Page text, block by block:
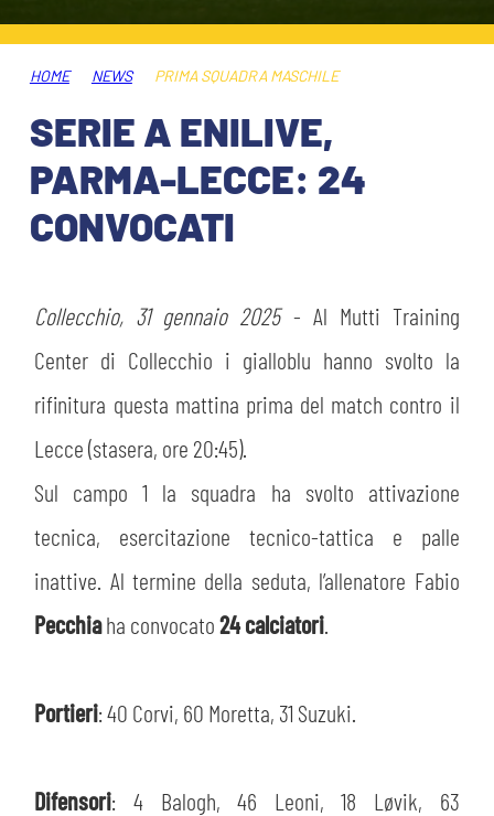
INFO BIGLIETTI
MUSEUM CLUB EXPERIENCE
TARDINI CARD
TRASFERTE
TICKET GIFT CARD
SHOP
HOSPITALITY
HOSPITALITY
MUSEUM CLUB EXPERIENCE
ESPORTS
ORGANIGRAMMA
MUTTI TRAINING CENTER
MUSEO
LAVORA CON NOI
INFORMATIVA FINANZIARIA
STADIO TARDINI
PLAY GREEN
CSR
LEGENDS
PARTNER
HOME NEWS PRIMA SQUADRA MASCHILE
SERIE A ENILIVE,
PARMA-LECCE: 24
CONVOCATI
Collecchio, 31 gennaio 2025 - Al Mutti Training
Center di Collecchio i gialloblu hanno svolto la
rifinitura questa mattina prima del match contro il
Lecce (stasera, ore 20:45).
Sul campo 1 la squadra ha svolto attivazione
tecnica, esercitazione tecnico-tattica e palle
inattive. Al termine della seduta, l’allenatore Fabio
Pecchiaha convocato24 calciatori
Portieri: 40 Corvi, 60 Moretta, 31 Suzuki.
Difensori: 4 Balogh, 46 Leoni, 18 Løvik, 63